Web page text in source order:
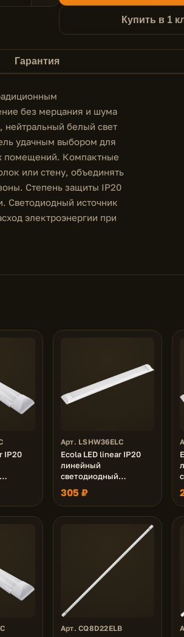
Купить в 1
Гарантия
без мерцания и шума
нейтральный белый свет
удачным выбором для
помещений. Компактные
или стену, объединять
Степень защиты IP20
Светодиодный источник
электроэнергии при
IP20
Арт. LSHW36ELC
Ecola LED linear IP20
линейный
светодиодный
светильник (замена
ЛПО) 36W 220V 2700K
1200x75x25
305 ₽
Арт. CQ8D22ELB